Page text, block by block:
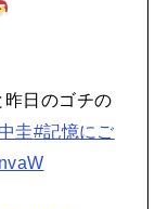
昨日のゴチの
圭#記憶にご